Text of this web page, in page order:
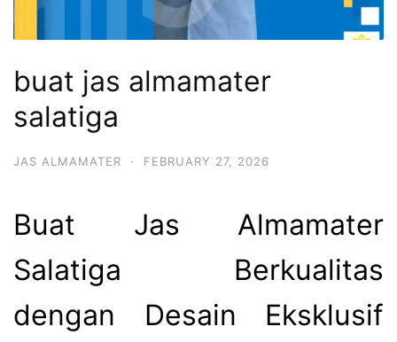
buat jas almamater
salatiga
JAS ALMAMATER · FEBRUARY 27, 2026
Buat Jas Almamater
Salatiga Berkualitas
dengan Desain Eksklusif